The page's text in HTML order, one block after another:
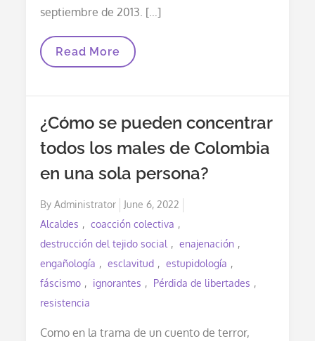
septiembre de 2013. […]
Read More
¿Cómo se pueden concentrar
todos los males de Colombia
en una sola persona?
ByAdministrator
Posted
on
June 6, 2022
Alcaldes
coacción colectiva
destrucción del tejido social
enajenación
engañología
esclavitud
estupidología
fáscismo
ignorantes
Pérdida de libertades
resistencia
Como en la trama de un cuento de terror,